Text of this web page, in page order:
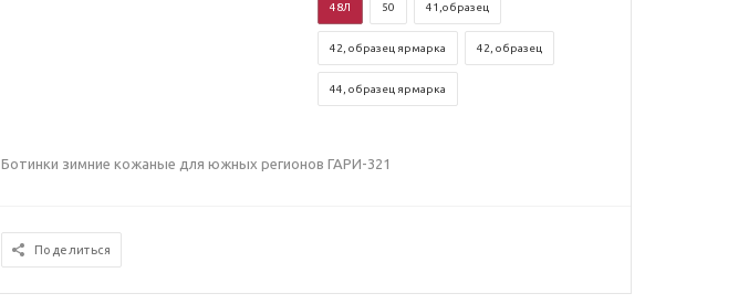
48Л 50 41,образец
42, образец ярмарка 42, образец
44, образец ярмарка
Ботинки зимние кожаные для южных регионов ГАРИ-321
Поделиться